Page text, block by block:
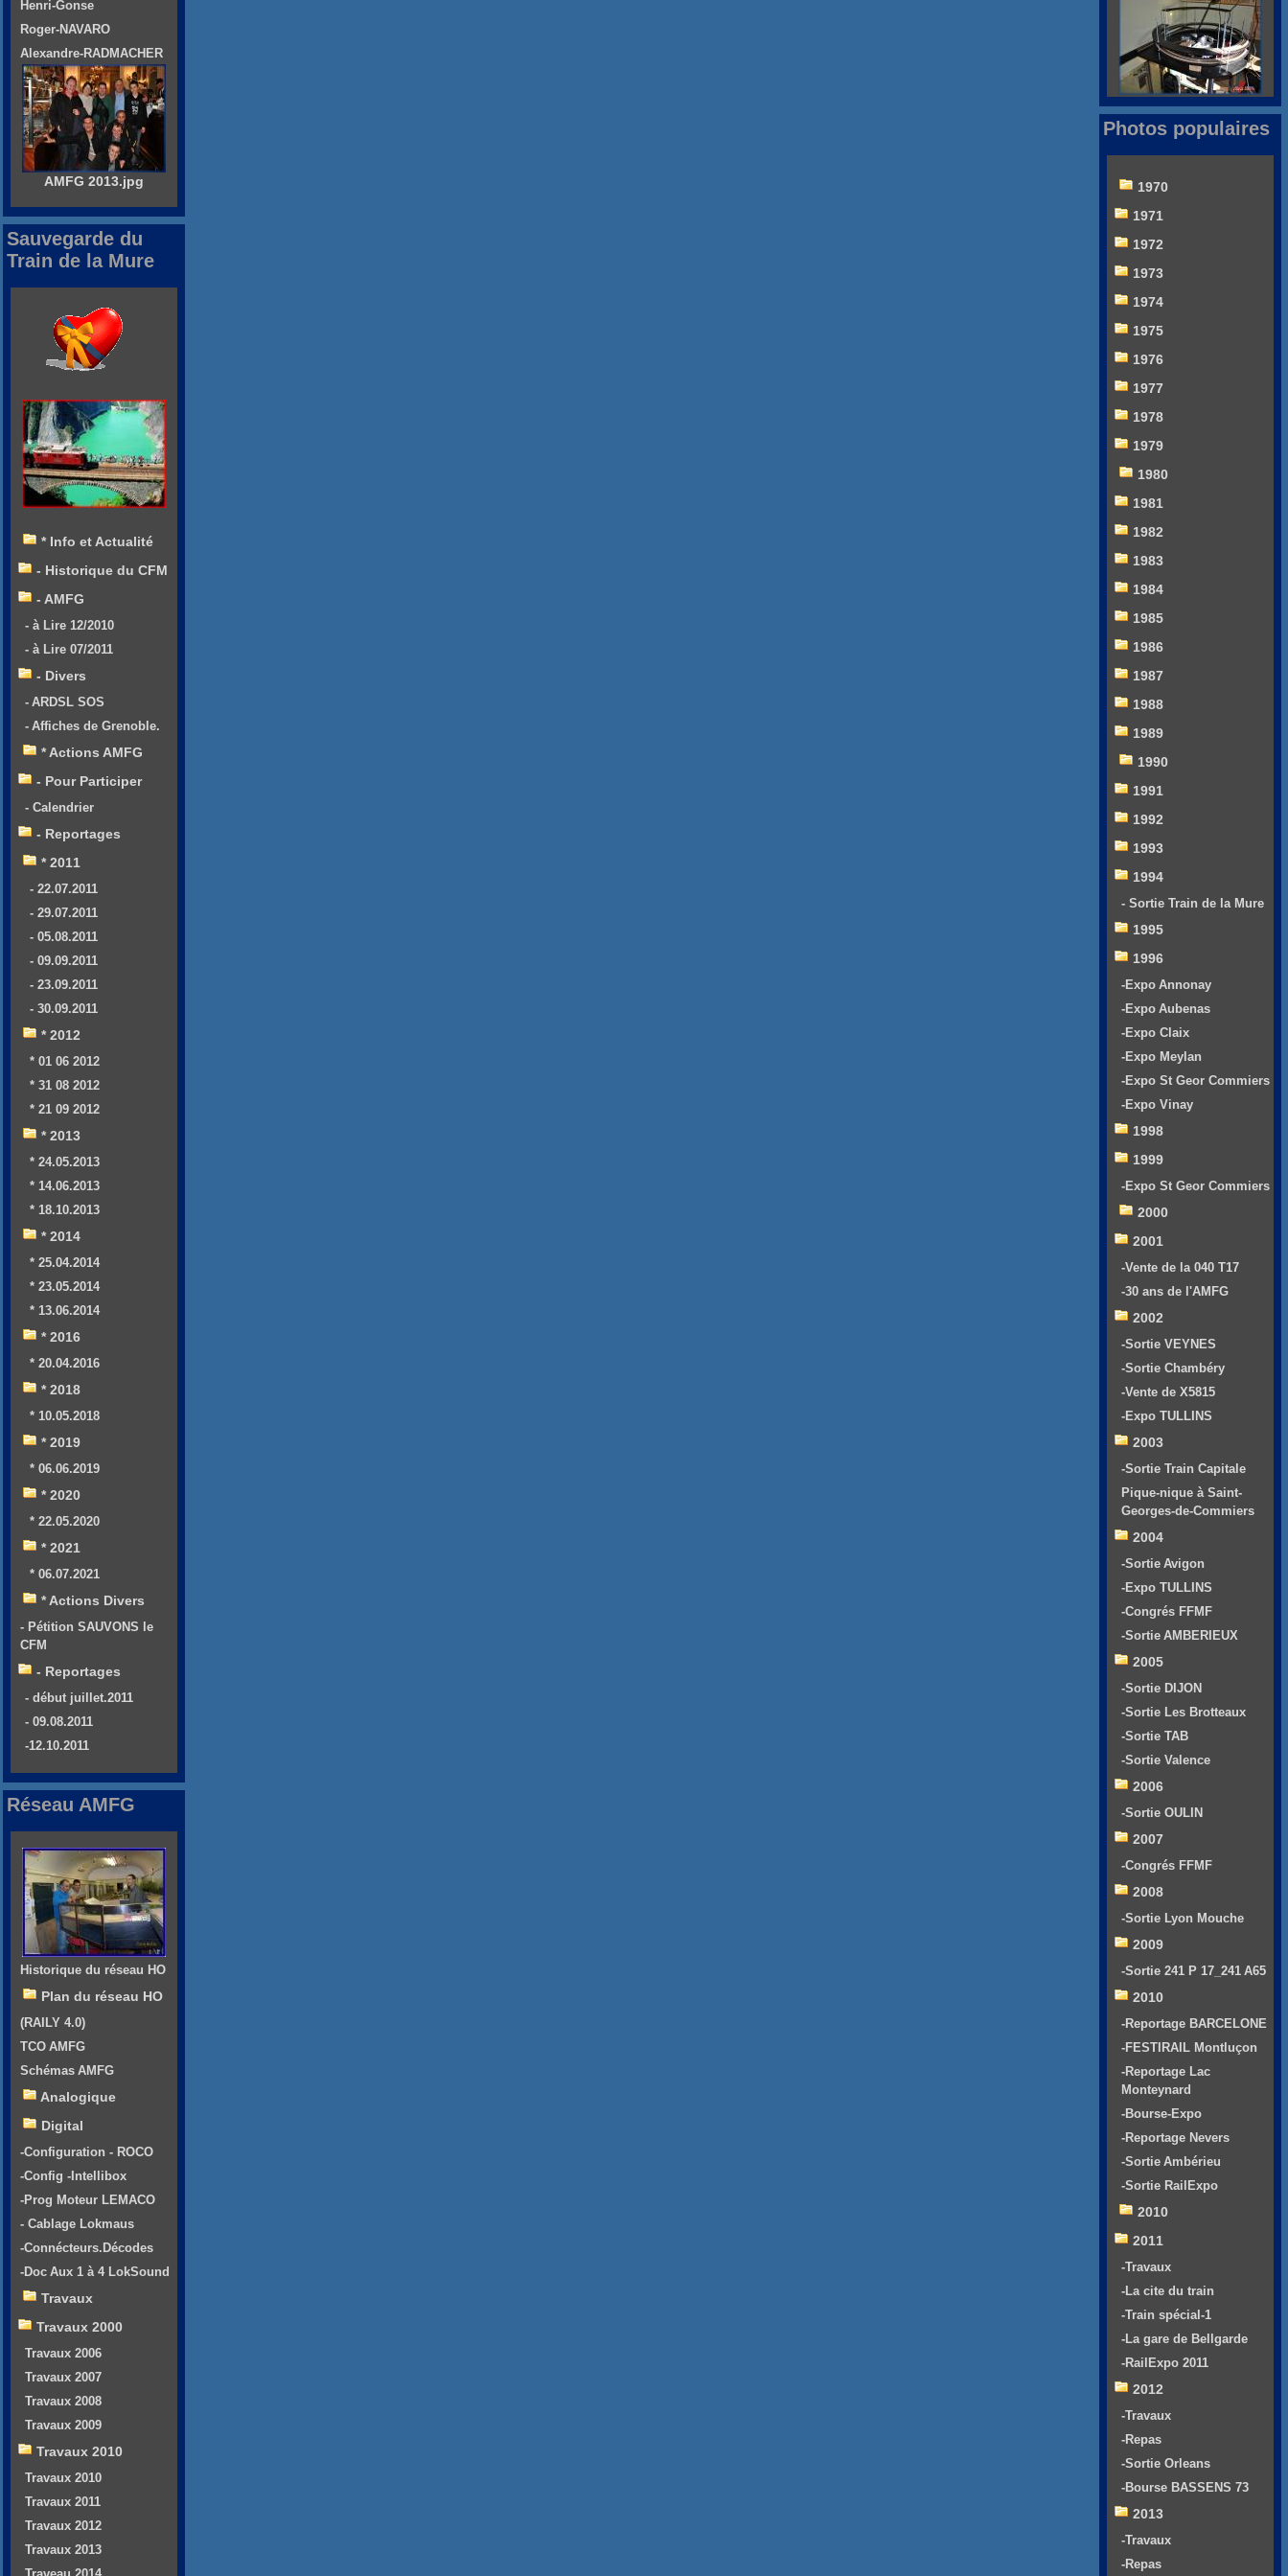
Henri-Gonse
Roger-NAVARO
Alexandre-RADMACHER
AMFG 2013.jpg
Sauvegarde du
Train de la Mure
* Info et Actualité
- Historique du CFM
- AMFG
- à Lire 12/2010
- à Lire 07/2011
- Divers
- ARDSL SOS
- Affiches de Grenoble.
* Actions AMFG
- Pour Participer
- Calendrier
- Reportages
* 2011
- 22.07.2011
- 29.07.2011
- 05.08.2011
- 09.09.2011
- 23.09.2011
- 30.09.2011
* 2012
* 01 06 2012
* 31 08 2012
* 21 09 2012
* 2013
* 24.05.2013
* 14.06.2013
* 18.10.2013
* 2014
* 25.04.2014
* 23.05.2014
* 13.06.2014
* 2016
* 20.04.2016
* 2018
* 10.05.2018
* 2019
* 06.06.2019
* 2020
* 22.05.2020
* 2021
* 06.07.2021
* Actions Divers
- Pétition SAUVONS le
CFM
- Reportages
- début juillet.2011
- 09.08.2011
-12.10.2011
Réseau AMFG
Historique du réseau HO
Plan du réseau HO
(RAILY 4.0)
TCO AMFG
Schémas AMFG
Analogique
Digital
-Configuration - ROCO
-Config -Intellibox
-Prog Moteur LEMACO
- Cablage Lokmaus
-Connécteurs.Décodes
-Doc Aux 1 à 4 LokSound
Travaux
Travaux 2000
Travaux 2006
Travaux 2007
Travaux 2008
Travaux 2009
Travaux 2010
Travaux 2010
Travaux 2011
Travaux 2012
Travaux 2013
Photos populaires
1970
1971
1972
1973
1974
1975
1976
1977
1978
1979
1980
1981
1982
1983
1984
1985
1986
1987
1988
1989
1990
1991
1992
1993
1994
- Sortie Train de la Mure
1995
1996
-Expo Annonay
-Expo Aubenas
-Expo Claix
-Expo Meylan
-Expo St Geor Commiers
-Expo Vinay
1998
1999
-Expo St Geor Commiers
2000
2001
-Vente de la 040 T17
-30 ans de l'AMFG
2002
-Sortie VEYNES
-Sortie Chambéry
-Vente de X5815
-Expo TULLINS
2003
-Sortie Train Capitale
Pique-nique à Saint-
Georges-de-Commiers
2004
-Sortie Avigon
-Expo TULLINS
-Congrés FFMF
-Sortie AMBERIEUX
2005
-Sortie DIJON
-Sortie Les Brotteaux
-Sortie TAB
-Sortie Valence
2006
-Sortie OULIN
2007
-Congrés FFMF
2008
-Sortie Lyon Mouche
2009
-Sortie 241 P 17_241 A65
2010
-Reportage BARCELONE
-FESTIRAIL Montluçon
-Reportage Lac
Monteynard
-Bourse-Expo
-Reportage Nevers
-Sortie Ambérieu
-Sortie RailExpo
2010
2011
-Travaux
-La cite du train
-Train spécial-1
-La gare de Bellgarde
-RailExpo 2011
2012
-Travaux
-Repas
-Sortie Orleans
-Bourse BASSENS 73
2013
-Travaux
-Repas